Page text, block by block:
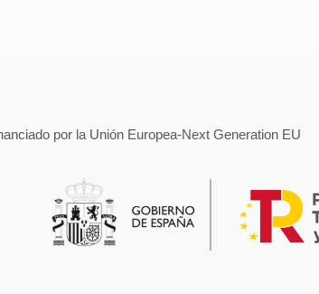
por la Unión Europea-Next Generation EU